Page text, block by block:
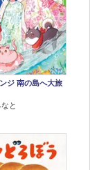
ジ 南の島へ大旅
と